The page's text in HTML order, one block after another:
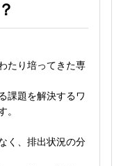
たり培ってきた専
課題を解決するワ
。
く、排出状況の分